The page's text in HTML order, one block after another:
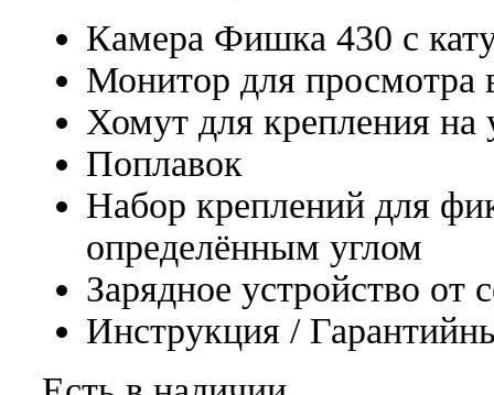
Камера Фишка 430 с
Монитор для просмотра
Хомут для крепления на
Поплавок
Набор креплений для
определённым углом
Зарядное устройство от
Инструкция /